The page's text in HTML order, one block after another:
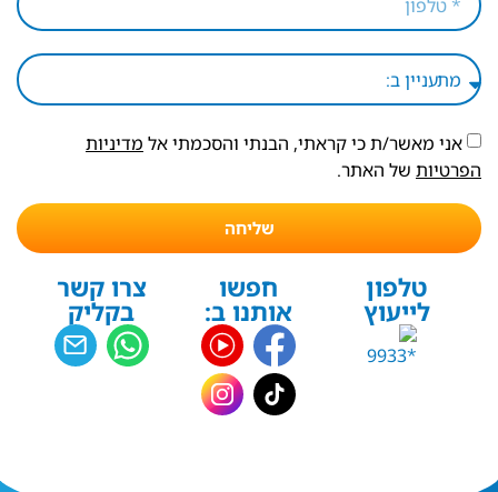
אני מאשר/ת כי קראתי, הבנתי והסכמתי אל מדיניות
הפרטיות של האתר.
שליחה
טלפון
לייעוץ
חפשו
אותנו ב:
צרו קשר
בקליק